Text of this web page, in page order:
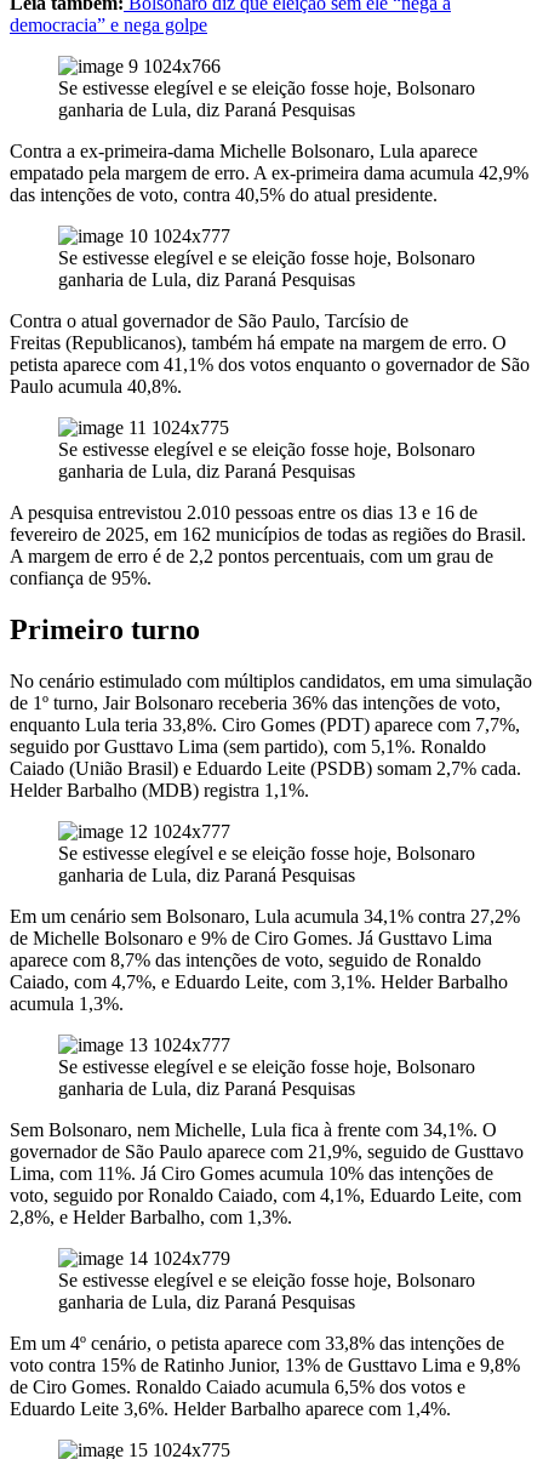
democracia” e nega golpe
Se estivesse elegível e se eleição fosse hoje, Bolsonaro
ganharia de Lula, diz Paraná Pesquisas
Contra a ex-primeira-dama Michelle Bolsonaro, Lula aparece
empatado pela margem de erro. A ex-primeira dama acumula 42,9%
das intenções de voto, contra 40,5% do atual presidente.
Se estivesse elegível e se eleição fosse hoje, Bolsonaro
ganharia de Lula, diz Paraná Pesquisas
Contra o atual governador de São Paulo, Tarcísio de
Freitas (Republicanos), também há empate na margem de erro. O
petista aparece com 41,1% dos votos enquanto o governador de São
Paulo acumula 40,8%.
Se estivesse elegível e se eleição fosse hoje, Bolsonaro
ganharia de Lula, diz Paraná Pesquisas
A pesquisa entrevistou 2.010 pessoas entre os dias 13 e 16 de
fevereiro de 2025, em 162 municípios de todas as regiões do Brasil.
A margem de erro é de 2,2 pontos percentuais, com um grau de
confiança de 95%.
Primeiro turno
No cenário estimulado com múltiplos candidatos, em uma simulação
de 1º turno, Jair Bolsonaro receberia 36% das intenções de voto,
enquanto Lula teria 33,8%. Ciro Gomes (PDT) aparece com 7,7%,
seguido por Gusttavo Lima (sem partido), com 5,1%. Ronaldo
Caiado (União Brasil) e Eduardo Leite (PSDB) somam 2,7% cada.
Helder Barbalho (MDB) registra 1,1%.
Se estivesse elegível e se eleição fosse hoje, Bolsonaro
ganharia de Lula, diz Paraná Pesquisas
Em um cenário sem Bolsonaro, Lula acumula 34,1% contra 27,2%
de Michelle Bolsonaro e 9% de Ciro Gomes. Já Gusttavo Lima
aparece com 8,7% das intenções de voto, seguido de Ronaldo
Caiado, com 4,7%, e Eduardo Leite, com 3,1%. Helder Barbalho
acumula 1,3%.
Se estivesse elegível e se eleição fosse hoje, Bolsonaro
ganharia de Lula, diz Paraná Pesquisas
Sem Bolsonaro, nem Michelle, Lula fica à frente com 34,1%. O
governador de São Paulo aparece com 21,9%, seguido de Gusttavo
Lima, com 11%. Já Ciro Gomes acumula 10% das intenções de
voto, seguido por Ronaldo Caiado, com 4,1%, Eduardo Leite, com
2,8%, e Helder Barbalho, com 1,3%.
Se estivesse elegível e se eleição fosse hoje, Bolsonaro
ganharia de Lula, diz Paraná Pesquisas
Em um 4º cenário, o petista aparece com 33,8% das intenções de
voto contra 15% de Ratinho Junior, 13% de Gusttavo Lima e 9,8%
de Ciro Gomes. Ronaldo Caiado acumula 6,5% dos votos e
Eduardo Leite 3,6%. Helder Barbalho aparece com 1,4%.